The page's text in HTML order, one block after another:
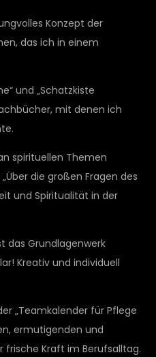
Konzept der
das ich in einem
und „Schatzkiste
mit denen ich
spirituellen Themen
die großen Fragen des
und Spiritualität in der
das Grundlagenwerk
Kreativ und individuell
„Teamkalender für Pflege
ermutigenden und
Kraft im Berufsalltag.